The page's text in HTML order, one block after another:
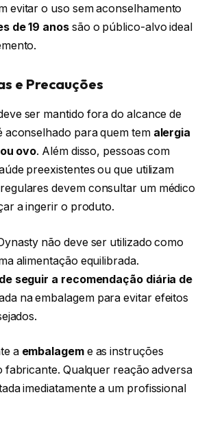
evitar o uso sem aconselhamento
de 19 anossão o público-alvo ideal
e Precauções
ser mantido fora do alcance de
aconselhado para quem tem alergia
ovo. Além disso, pessoas com
preexistentes ou que utilizam
devem consultar um médico
a ingerir o produto.
não deve ser utilizado como
alimentação equilibrada.
seguir a recomendação diária de
na embalagem para evitar efeitos
a embalageme as instruções
fabricante. Qualquer reação adversa
imediatamente a um profissional